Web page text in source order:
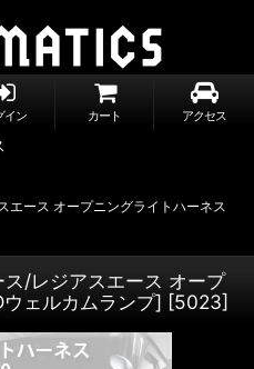
イン カート アクセス
ース オープニングライトハーネス
/レジアスエース オープ
ェルカムランプ] [5023]